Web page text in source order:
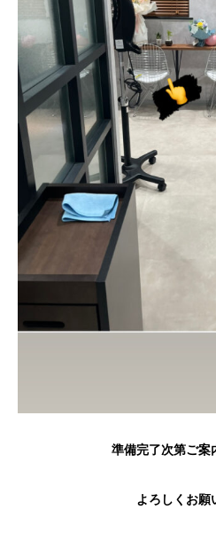
準備完了次第ご案
よろしくお願